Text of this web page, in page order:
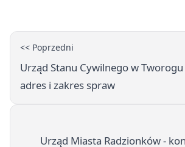
<< Poprzedni
Urząd Stanu Cywilnego w
adres i zakres spraw
Urząd Miasta Radzionków -